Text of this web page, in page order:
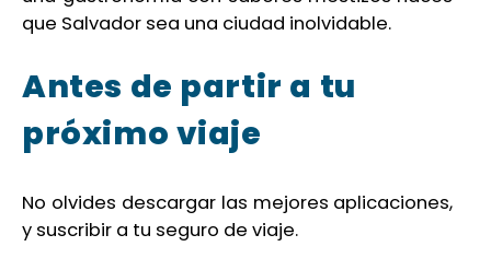
que Salvador sea una ciudad inolvidable.
Antes de partir a tu
próximo viaje
No olvides descargar las mejores aplicaciones,
y suscribir a tu seguro de viaje.